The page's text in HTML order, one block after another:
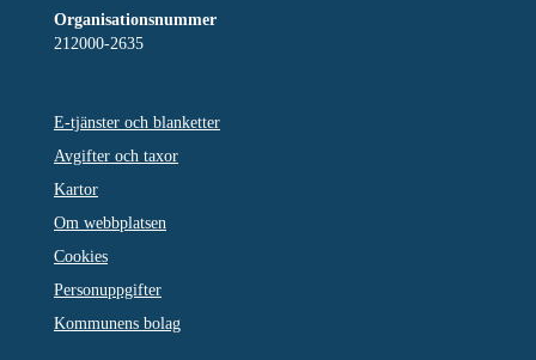
Organisationsnummer
212000-2635
E-tjänster och blanketter
Avgifter och taxor
Kartor
Om webbplatsen
Cookies
Personuppgifter
Kommunens bolag